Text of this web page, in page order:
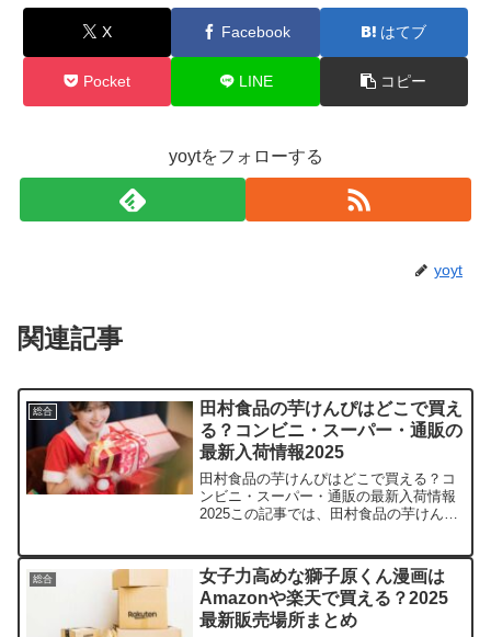
X Facebook はてブ
Pocket LINE コピー
yoytをフォローする
yoyt
関連記事
総合
田村食品の芋けんぴはどこで買え
る？コンビニ・スーパー・通販の
最新入荷情報2025
田村食品の芋けんぴはどこで買える？コ
ンビニ・スーパー・通販の最新入荷情報
2025この記事では、田村食品の芋けんぴ
す。サクサクの食感にきっとハマります
よ。店舗商品例価格（税...
総合
女子力高めな獅子原くん漫画は
Amazonや楽天で買える？2025
最新販売場所まとめ